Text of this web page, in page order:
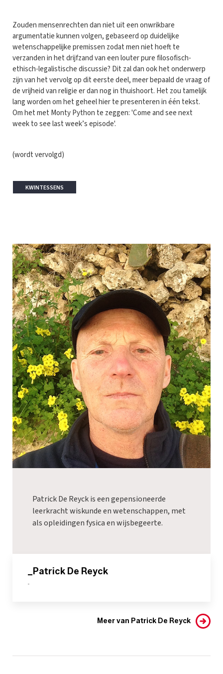
Zouden mensenrechten dan niet uit een onwrikbare
argumentatie kunnen volgen, gebaseerd op duidelijke
wetenschappelijke premissen zodat men niet hoeft te
verzanden in het drijfzand van een louter pure filosofisch-
ethisch-legalistische discussie? Dit zal dan ook het onderwerp
zijn van het vervolg op dit eerste deel, meer bepaald de vraag of
de vrijheid van religie er dan nog in thuishoort. Het zou tamelijk
lang worden om het geheel hier te presenteren in één tekst.
Om het met Monty Python te zeggen: 'Come and see next
week to see last week’s episode'.
(wordt vervolgd)
KWINTESSENS
Patrick De Reyck is een gepensioneerde
leerkracht wiskunde en wetenschappen, met
als opleidingen fysica en wijsbegeerte.
_Patrick De Reyck
-
Meer van Patrick De Reyck